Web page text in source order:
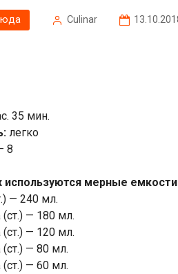
Сulinar
35 мин.
легко
8
используются мерные
— 240 мл.
(ст.) — 180 мл.
(ст.) — 120 мл.
(ст.) — 80 мл.
(ст.) — 60 мл.